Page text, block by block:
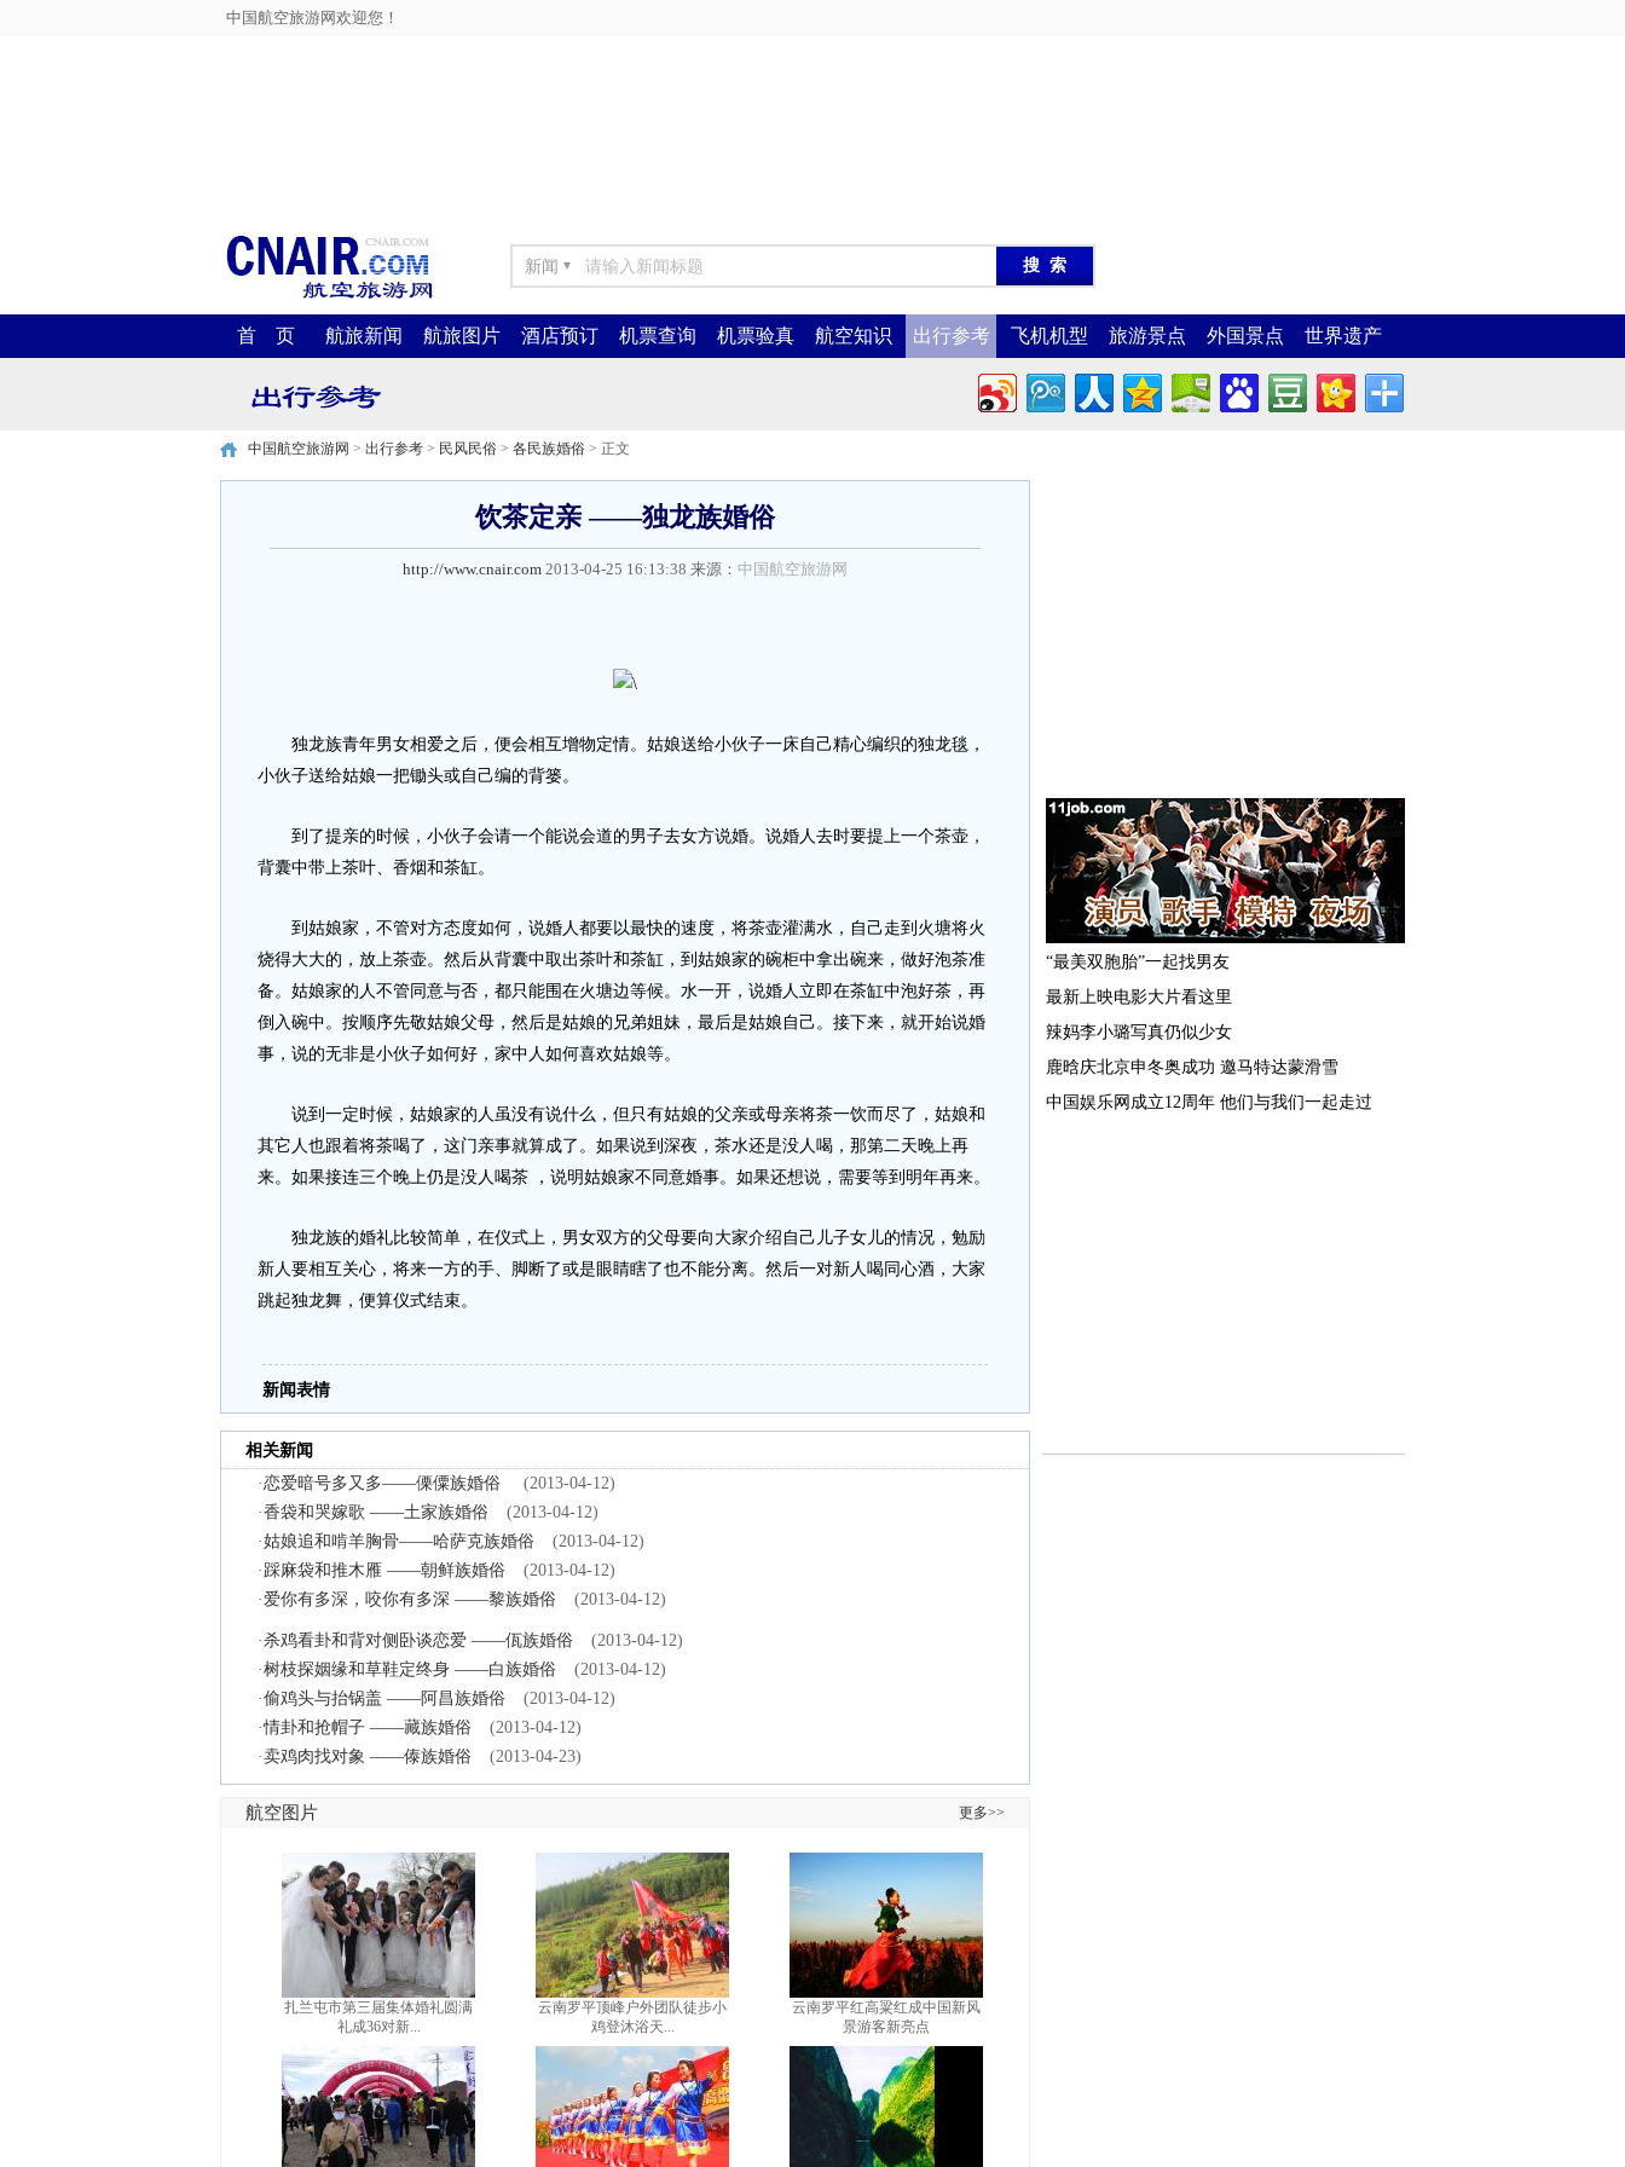
中国航空旅游网欢迎您！
新闻 ▼
首 页 航旅新闻 航旅图片 酒店预订 机票查询 机票验真 航空知识 出行参考 飞机机型 旅游景点 外国景点 世界遗产
中国航空旅游网 > 出行参考 > 民风民俗 > 各民族婚俗 > 正文
饮茶定亲 ——独龙族婚俗
http://www.cnair.com 2013-04-25 16:13:38 来源： 中国航空旅游网
独龙族青年男女相爱之后，便会相互增物定情。姑娘送给小伙子一床自己精心编织的独龙毯，
小伙子送给姑娘一把锄头或自己编的背篓。
到了提亲的时候，小伙子会请一个能说会道的男子去女方说婚。说婚人去时要提上一个茶壶，
背囊中带上茶叶、香烟和茶缸。
到姑娘家，不管对方态度如何，说婚人都要以最快的速度，将茶壶灌满水，自己走到火塘将火
烧得大大的，放上茶壶。然后从背囊中取出茶叶和茶缸，到姑娘家的碗柜中拿出碗来，做好泡茶准
备。姑娘家的人不管同意与否，都只能围在火塘边等候。水一开，说婚人立即在茶缸中泡好茶，再
倒入碗中。按顺序先敬姑娘父母，然后是姑娘的兄弟姐妹，最后是姑娘自己。接下来，就开始说婚
事，说的无非是小伙子如何好，家中人如何喜欢姑娘等。
说到一定时候，姑娘家的人虽没有说什么，但只有姑娘的父亲或母亲将茶一饮而尽了，姑娘和
其它人也跟着将茶喝了，这门亲事就算成了。如果说到深夜，茶水还是没人喝，那第二天晚上再
来。如果接连三个晚上仍是没人喝茶 ，说明姑娘家不同意婚事。如果还想说，需要等到明年再来。
独龙族的婚礼比较简单，在仪式上，男女双方的父母要向大家介绍自己儿子女儿的情况，勉励
新人要相互关心，将来一方的手、脚断了或是眼睛瞎了也不能分离。然后一对新人喝同心酒，大家
跳起独龙舞，便算仪式结束。
新闻表情
相关新闻
·恋爱暗号多又多——傈僳族婚俗
(2013-04-12)
·香袋和哭嫁歌 ——土家族婚俗
(2013-04-12)
·姑娘追和啃羊胸骨——哈萨克族婚俗
(2013-04-12)
· 踩麻袋和推木雁 ——朝鲜族婚俗
(2013-04-12)
·爱你有多深，咬你有多深 ——黎族婚俗 (2013-04-12)
·杀鸡看卦和背对侧卧谈恋爱 ——佤族婚俗
(2013-04-12)
·树枝探姻缘和草鞋定终身 ——白族婚俗
(2013-04-12)
·偷鸡头与抬锅盖 ——阿昌族婚俗
(2013-04-12)
·情卦和抢帽子 ——藏族婚俗
(2013-04-12)
·卖鸡肉找对象 ——傣族婚俗 (2013-04-23)
航空图片 更多>>
扎兰屯市第三届集体婚礼圆满
礼成36对新...
云南罗平顶峰户外团队徒步小
鸡登沐浴天...
云南罗平红高粱红成中国新风
景游客新亮点